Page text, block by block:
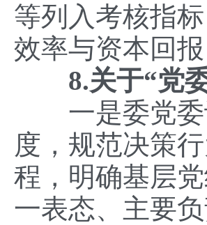
等列入考核指
效率与资本回
8.关于“党
一是委党委
度，规范决策
程，明确基层
一表态、主要